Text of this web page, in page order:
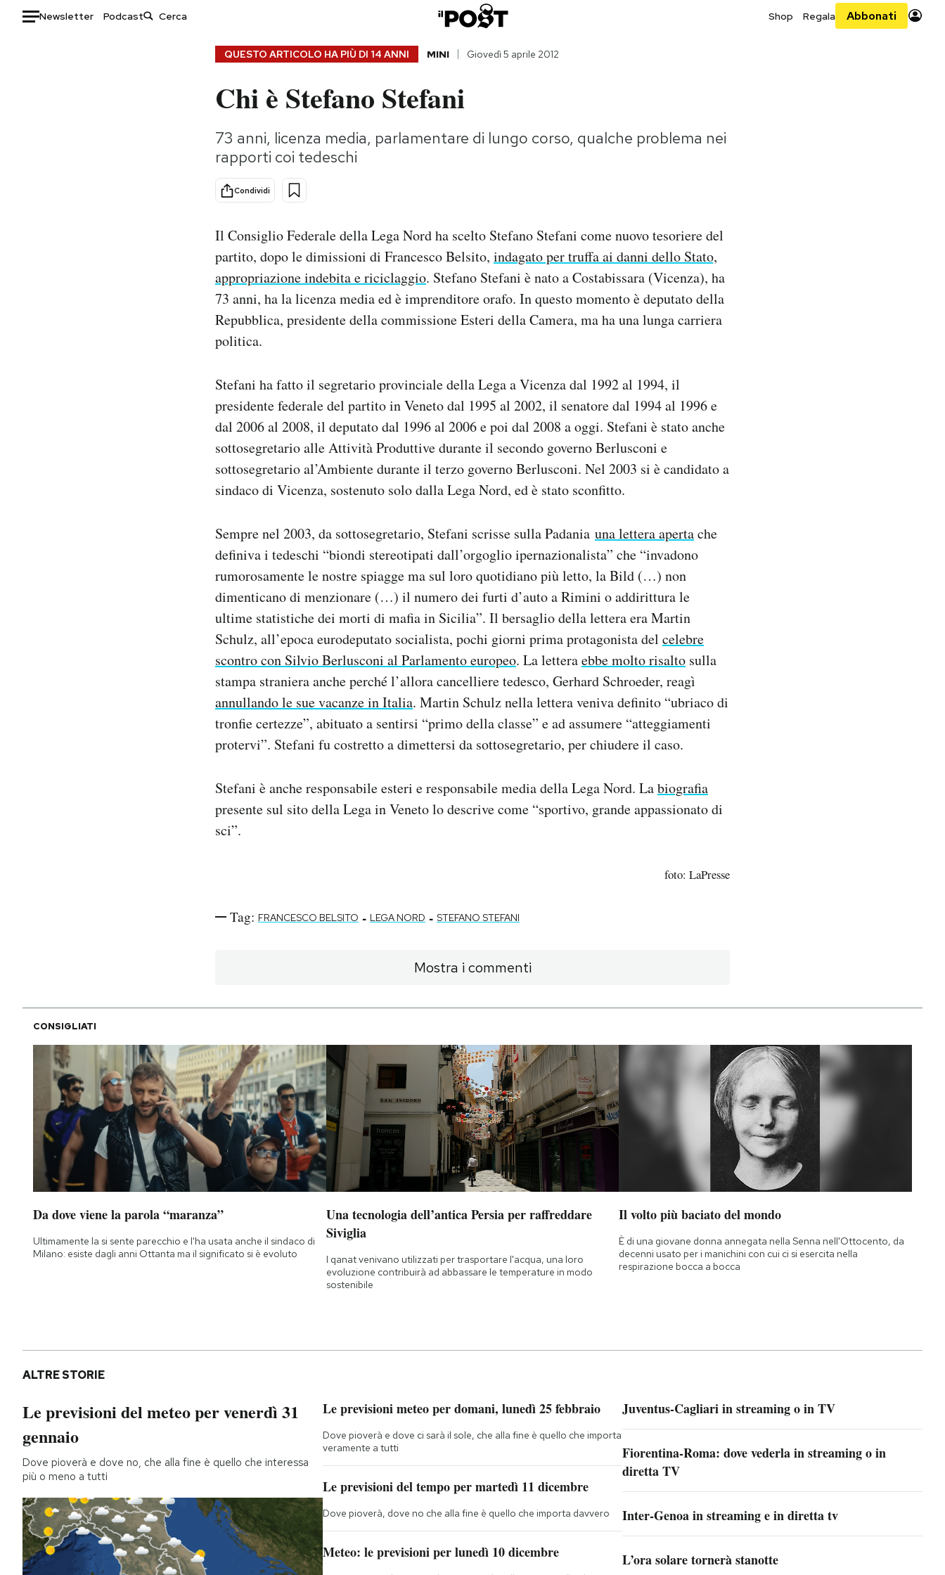
Newsletter Podcast Shop Regala Abbonati
Consumismi
Storie/Idee
Ok Boomer!
Altrecose
Mondiali calcio 2026
QUESTO ARTICOLO HA PIÙ DI 14 ANNI MINI Giovedì 5 aprile 2012
Chi è Stefano Stefani
73 anni, licenza media, parlamentare di lungo corso, qualche problema nei
rapporti coi tedeschi
Condividi
Il Consiglio Federale della Lega Nord ha scelto Stefano Stefani come nuovo tesoriere del
partito, dopo le dimissioni di Francesco Belsito, indagato per truffa ai danni dello Stato,
appropriazione indebita e riciclaggio. Stefano Stefani è nato a Costabissara (Vicenza), ha
73 anni, ha la licenza media ed è imprenditore orafo. In questo momento è deputato della
Repubblica, presidente della commissione Esteri della Camera, ma ha una lunga carriera
politica.
Stefani ha fatto il segretario provinciale della Lega a Vicenza dal 1992 al 1994, il
presidente federale del partito in Veneto dal 1995 al 2002, il senatore dal 1994 al 1996 e
dal 2006 al 2008, il deputato dal 1996 al 2006 e poi dal 2008 a oggi. Stefani è stato anche
sottosegretario alle Attività Produttive durante il secondo governo Berlusconi e
sottosegretario al’Ambiente durante il terzo governo Berlusconi. Nel 2003 si è candidato a
sindaco di Vicenza, sostenuto solo dalla Lega Nord, ed è stato sconfitto.
Sempre nel 2003, da sottosegretario, Stefani scrisse sulla Padania una lettera apertache
definiva i tedeschi “biondi stereotipati dall’orgoglio ipernazionalista” che “invadono
rumorosamente le nostre spiagge ma sul loro quotidiano più letto, la Bild (…) non
dimenticano di menzionare (…) il numero dei furti d’auto a Rimini o addirittura le
ultime statistiche dei morti di mafia in Sicilia”. Il bersaglio della lettera era Martin
Schulz, all’epoca eurodeputato socialista, pochi giorni prima protagonista del celebre
scontro con Silvio Berlusconi al Parlamento europeo. La letteraebbe molto risalto sulla
stampa straniera anche perché l’allora cancelliere tedesco, Gerhard Schroeder, reagì
annullando le sue vacanze in Italia. Martin Schulz nella lettera veniva definito “ubriaco di
tronfie certezze”, abituato a sentirsi “primo della classe” e ad assumere “atteggiamenti
protervi”. Stefani fu costretto a dimettersi da sottosegretario, per chiudere il caso.
Stefani è anche responsabile esteri e responsabile media della Lega Nord. Labiografia
presente sul sito della Lega in Veneto lo descrive come “sportivo, grande appassionato di
sci”.
foto: LaPresse
Tag: FRANCESCO BELSITO - LEGA NORD - STEFANO STEFANI
Mostra i commenti
CONSIGLIATI
Da dove viene la parola “maranza”
Ultimamente la si sente parecchio e l'ha usata anche il sindaco di
Milano: esiste dagli anni Ottanta ma il significato si è evoluto
Una tecnologia dell’antica Persia per raffreddare
Siviglia
I qanat venivano utilizzati per trasportare l'acqua, una loro
evoluzione contribuirà ad abbassare le temperature in modo
sostenibile
Il volto più baciato del mondo
È di una giovane donna annegata nella Senna nell'Ottocento, da
decenni usato per i manichini con cui ci si esercita nella
respirazione bocca a bocca
ALTRE STORIE
Le previsioni del meteo per venerdì 31
gennaio
Dove pioverà e dove no, che alla fine è quello che interessa
più o meno a tutti
Le previsioni meteo per domani, lunedì 25 febbraio
Dove pioverà e dove ci sarà il sole, che alla fine è quello che importa
veramente a tutti
Le previsioni del tempo per martedì 11 dicembre
Dove pioverà, dove no che alla fine è quello che importa davvero
Meteo: le previsioni per lunedì 10 dicembre
Juventus-Cagliari in streaming o in TV
Fiorentina-Roma: dove vederla in streaming o in
diretta TV
Inter-Genoa in streaming e in diretta tv
L’ora solare tornerà stanotte